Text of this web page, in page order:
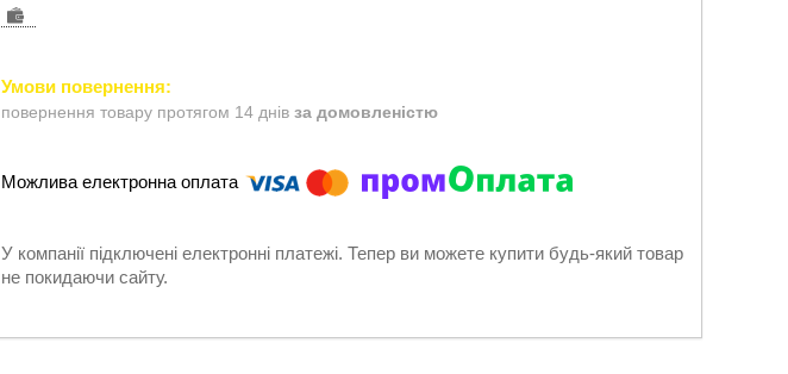
повернення товару протягом 14 днів за домовленістю
У компанії підключені електронні платежі. Тепер ви можете купити будь-який товар
не покидаючи сайту.